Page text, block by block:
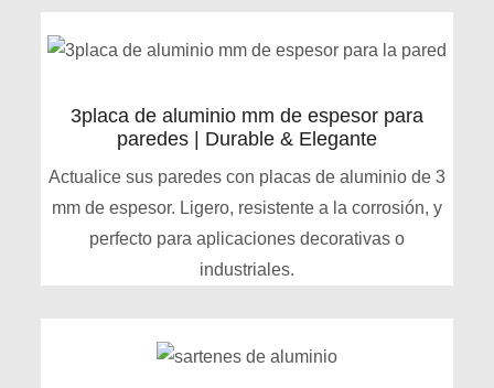
3placa de aluminio mm de espesor para
paredes | Durable & Elegante
Actualice sus paredes con placas de aluminio de 3
mm de espesor. Ligero, resistente a la corrosión, y
perfecto para aplicaciones decorativas o
industriales.